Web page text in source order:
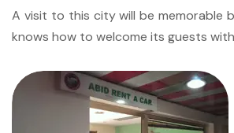
A visit to this city will be memorable
knows how to welcome its guests